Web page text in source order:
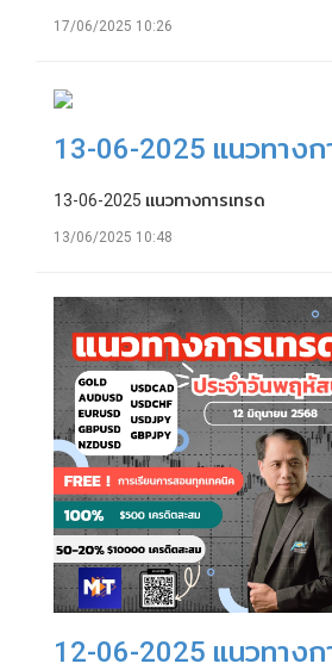
17/06/2025 10:26
13-06-2025 แนวทางก
13-06-2025 แนวทางการเทรด
13/06/2025 10:48
12-06-2025 แนวทางก